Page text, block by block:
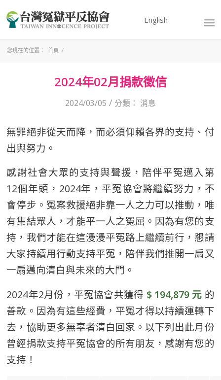
English
您現在的位置： 首頁 /
2024年02月捐款徵信
2024/03/05 / 分類： 消息
無罪絕非從天而降，而必須仰賴各界的支持、付
出與努力。
感謝社會大眾的支持與聲援，陪伴平冤邁入第
12個年頭，2024年，平冤協會將繼續努力，不
會停步。冤案救援絕非靠一人之力可以推動，唯
有集結眾人，才能平一人之冤屈。因為有您的支
持，我們才能在這漫漫平冤路上繼續前行，懇請
大家持續用行動支持平冤，陪伴我們推開一扇又
一扇邁向清白與未來的大門。
2024年2月份，平冤協會共獲得 $ 194,879 元 的
善款。因為有這些經費，平冤才得以持續運轉下
去，協助更多無辜者清白回家。以下列出此月份
曾經捐款支持平冤協會的所有朋友，感謝有您的
支持！